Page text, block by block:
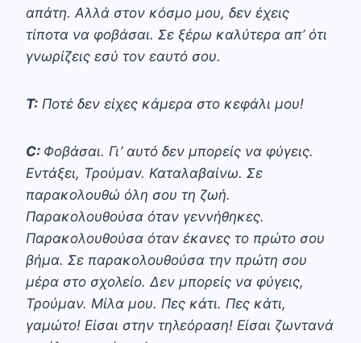
απάτη. Αλλά στον κόσμο μου, δεν έχεις
τίποτα να φοβάσαι. Σε ξέρω καλύτερα απ’ ότι
γνωρίζεις εσύ τον εαυτό σου.
Τ: Ποτέ δεν είχες κάμερα στο κεφάλι μου!
C: Φοβάσαι. Γι’ αυτό δεν μπορείς να φύγεις.
Εντάξει, Τρούμαν. Καταλαβαίνω. Σε
παρακολουθώ όλη σου τη ζωή.
Παρακολουθούσα όταν γεννήθηκες.
Παρακολουθούσα όταν έκανες το πρώτο σου
βήμα. Σε παρακολουθούσα την πρώτη σου
μέρα στο σχολείο. Δεν μπορείς να φύγεις,
Τρούμαν. Μίλα μου. Πες κάτι. Πες κάτι,
γαμώτο! Είσαι στην τηλεόραση! Είσαι ζωντανά